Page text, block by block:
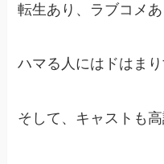
転生あり、ラブコメ
ハマる人にはドはま
そして、キャストも高